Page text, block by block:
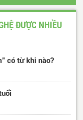
ĐƯỢC NHIỀU
có từ khi nào?